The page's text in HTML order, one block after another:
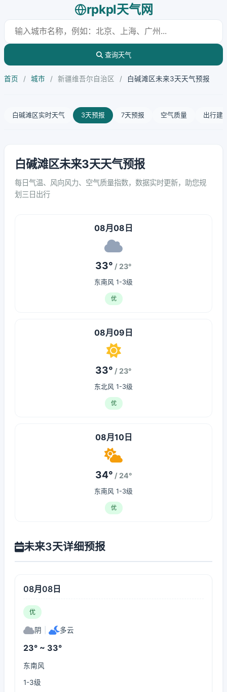
rpkpl天气网
查询天气
首页 / 城市 / 新疆维吾尔自治区 / 白碱滩区未来3天天气预报
白碱滩区实时天气 3天预报 7天预报 空气质量 出行建
白碱滩区未来3天天气预报
每日气温、风向风力、空气质量指数，数据实时更新，助您规
划三日出行
08月08日
33° / 23°
东南风 1-3级
优
08月09日
33° / 23°
东北风 1-3级
优
08月10日
34° / 24°
东南风 1-3级
优
未来3天详细预报
08月08日
优
阴 多云
23° ~ 33°
东南风
1-3级